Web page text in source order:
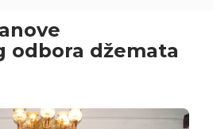
odbora džemata